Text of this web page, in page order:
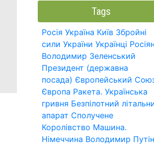
Tags
Росія Україна Київ Збройні
сили України Українці
Володимир Зеленський
Президент (державна
посада) Європейський
Європа Ракета. Українська
гривня Безпілотний
апарат Сполучене
Королівство Машина.
Німеччина Володимир Путін